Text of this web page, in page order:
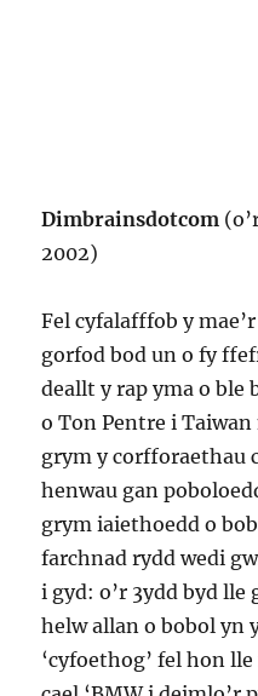
Dimbrainsdotcom
2002)
Fel cyfalafffob y
gorfod bod un o fy
deallt y rap yma o ble
o Ton Pentre i
grym y corfforaethau
henwau gan
grym iaiethoedd o
farchnad rydd wedi
i gyd: o’r 3ydd byd lle
helw allan o bobol yn
‘cyfoethog’ fel hon